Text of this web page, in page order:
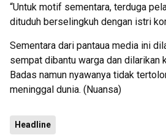
“Untuk motif sementara, terduga
dituduh berselingkuh dengan istri
Sementara dari pantaua media ini
sempat dibantu warga dan dilarikan
Badas namun nyawanya tidak
meninggal dunia. (Nuansa)
Headline